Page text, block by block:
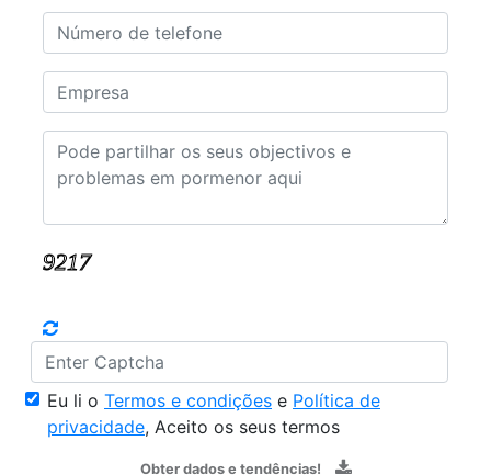
Eu li o Termos e condições e Política de
privacidade, Aceito os seus termos
Obter dados e tendências!